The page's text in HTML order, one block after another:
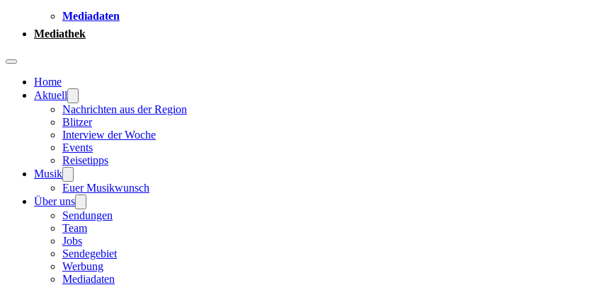
Mediadaten
Mediathek
Home
Aktuell
Nachrichten aus der Region
Blitzer
Interview der Woche
Events
Reisetipps
Musik
Euer Musikwunsch
Über uns
Sendungen
Team
Jobs
Sendegebiet
Werbung
Mediadaten